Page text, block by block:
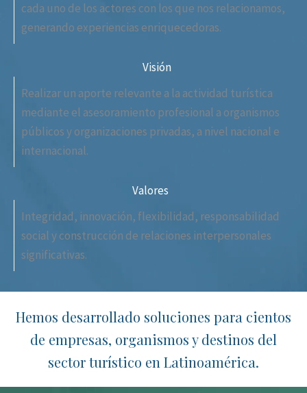
cada uno de los actores con los que nos relacionamos,
generando experiencias enriquecedoras.
Visión
Realizar un aporte relevante a la actividad turística
mediante el asesoramiento profesional a organismos
públicos y organizaciones privadas, a nivel nacional e
internacional.
Valores
Integridad, innovación, flexibilidad, responsabilidad
social y construcción de relaciones interpersonales
significativas.
Hemos desarrollado soluciones para cientos
de empresas, organismos y destinos del
sector turístico en Latinoamérica.